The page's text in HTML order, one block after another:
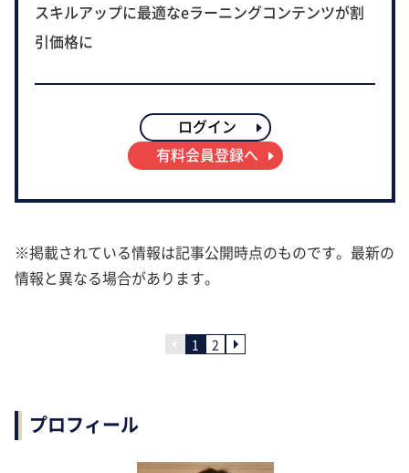
スキルアップに最適なeラーニングコンテンツが割
引価格に
ログイン
有料会員登録へ
※掲載されている情報は記事公開時点のものです。最新の
情報と異なる場合があります。
1 2
プロフィール